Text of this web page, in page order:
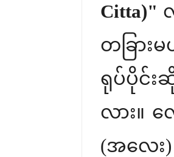
Citta)"
တခြာ
ရုပ်ပိုင်
လား။ လ
(အလေး)